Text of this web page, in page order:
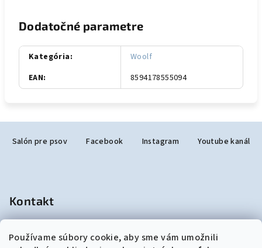
Používame súbory cookie, aby sme vám umožnili
Dodatočné parametre
Kategória:
Woolf
EAN: 8594178555094
e
Salón pre psov Facebook Instagram Youtube kanál
Kontakt
+421948190299